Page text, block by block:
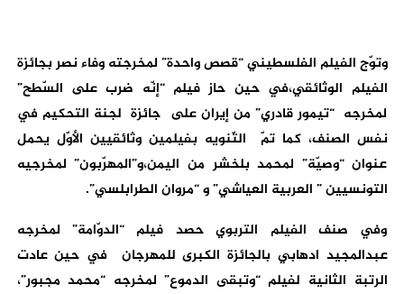
وتوّج الفيلم الفلسطيني “قصص واحدة” لمخرجته وفاء نصر بجائزة
الفيلم الوثائقي،في حين حاز فيلم “إنّه ضرب على السّطح”
لمخرجه “تيمور قادري” من إيران على جائزة لجنة التحكيم في
نفس الصنف، كما تمّ التّنويه بفيلمين وثائقيين الأوّل يحمل
عنوان “وصيّة” لمحمد بلخشر من اليمن،و”المهرّبون” لمخرجيه
التونسيين ” العربية العياشي” و “مروان الطرابلسي”.
وفي صنف الفيلم التربوي حصد فيلم “الدوّامة” لمخرجه
عبدالمجيد ادهابي بالجائزة الكبرى للمهرجان في حين عادت
الرتبة الثانية لفيلم “وتبقى الدموع” لمخرجه “محمد مجبور”،